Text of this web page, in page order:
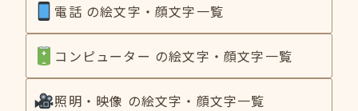
電話 の絵文字・顔文字一覧
コンピューター の絵文字・顔文字一覧
照明・映像 の絵文字・顔文字一覧